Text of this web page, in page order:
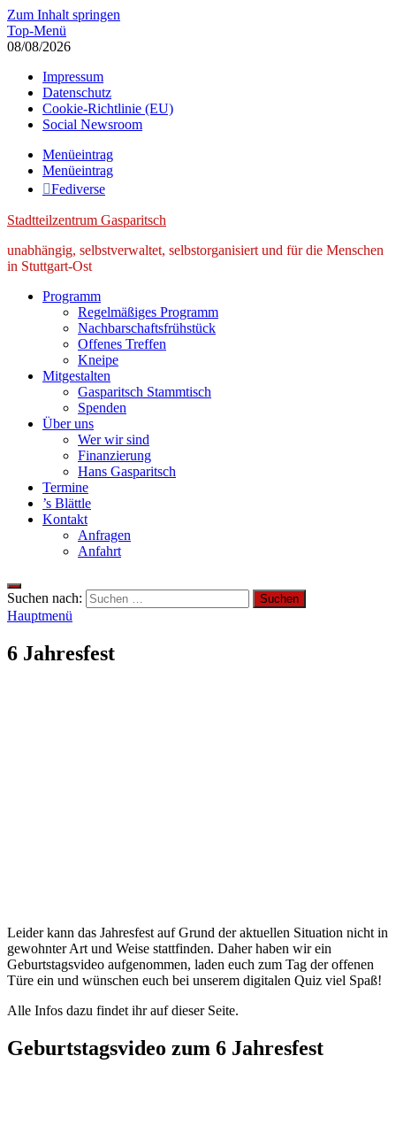
Zum Inhalt springen
Top-Menü
08/08/2026
Impressum
Datenschutz
Cookie-Richtlinie (EU)
Social Newsroom
Menüeintrag
Menüeintrag
Fediverse
Stadtteilzentrum Gasparitsch
unabhängig, selbstverwaltet, selbstorganisiert und für die Menschen
in Stuttgart-Ost
Programm
Regelmäßiges Programm
Nachbarschaftsfrühstück
Offenes Treffen
Kneipe
Mitgestalten
Gasparitsch Stammtisch
Spenden
Über uns
Wer wir sind
Finanzierung
Hans Gasparitsch
Termine
’s Blättle
Kontakt
Anfragen
Anfahrt
Suchen nach:
Hauptmenü
6 Jahresfest
Leider kann das Jahresfest auf Grund der aktuellen Situation nicht in
gewohnter Art und Weise stattfinden. Daher haben wir ein
Geburtstagsvideo aufgenommen, laden euch zum Tag der offenen
Türe ein und wünschen euch bei unserem digitalen Quiz viel Spaß!
Alle Infos dazu findet ihr auf dieser Seite.
Geburtstagsvideo zum 6 Jahresfest